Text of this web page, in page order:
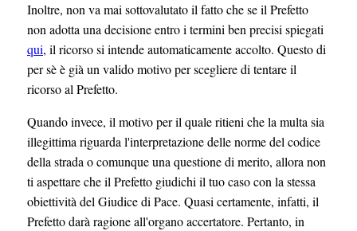
Inoltre, non va mai sottovalutato il fatto che se il Prefetto
non adotta una decisione entro i termini ben precisi spiegati
qui, il ricorso si intende automaticamente accolto. Questo di
per sè è già un valido motivo per scegliere di tentare il
ricorso al Prefetto.
Quando invece, il motivo per il quale ritieni che la multa sia
illegittima riguarda l'interpretazione delle norme del codice
della strada o comunque una questione di merito, allora non
ti aspettare che il Prefetto giudichi il tuo caso con la stessa
obiettività del Giudice di Pace. Quasi certamente, infatti, il
Prefetto darà ragione all'organo accertatore. Pertanto, in